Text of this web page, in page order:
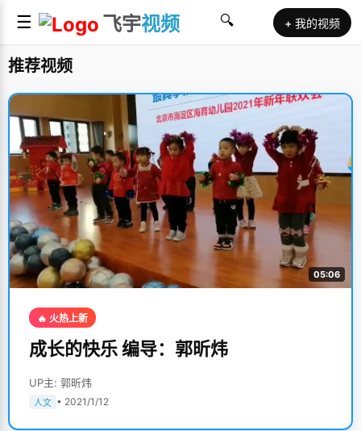
☰ 飞宇视频 🔍 + 我的视频
推荐视频
05:06
🔥 火热上新
成长的快乐 编导：郭昕炜
UP主: 郭昕炜
人文 • 2021/1/12